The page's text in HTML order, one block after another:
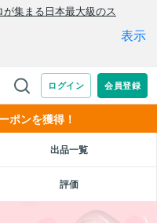
ポンを獲得！
出品一覧
評価